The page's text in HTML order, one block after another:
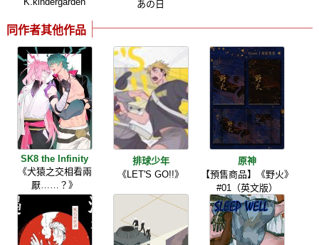
あの日
同作者其他作品
SK8 the Infinity
《犬猿之交相看兩
厭……？》
排球少年
《LET'S GO!!》
原神
【預售商品】《野火》
#01（英文版）